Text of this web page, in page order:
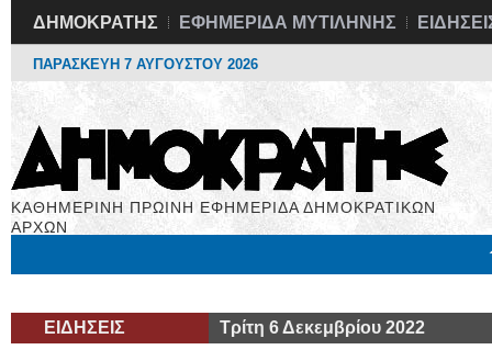
ΔΗΜΟΚΡΑΤΗΣ ΕΦΗΜΕΡΙΔΑ ΜΥΤΙΛΗΝΗΣ
ΠΑΡΑΣΚΕΥΗ 7 ΑΥΓΟΥΣΤΟΥ 2026
ΚΑΘΗΜΕΡΙΝΗ ΠΡΩΙΝΗ ΕΦΗΜΕΡΙΔΑ ΔΗΜΟΚΡΑΤΙΚΩΝ
ΑΡΧΩΝ
ΕΙΔΗΣΕΙΣ Τρίτη 6 Δεκεμβρίου 2022